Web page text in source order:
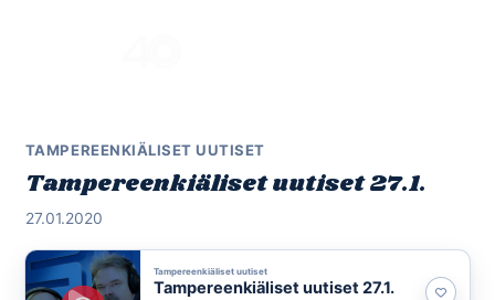
TAMPEREENKIÄLISET UUTISET
Tampereenkiäliset uutiset 27.1.
27.01.2020
Tampereenkiäliset uutiset
Tampereenkiäliset uutiset 27.1.